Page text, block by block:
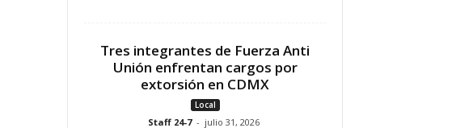
Tres integrantes de Fuerza Anti
Unión enfrentan cargos por
extorsión en CDMX
Local
Staff 24-7 - julio 31, 2026